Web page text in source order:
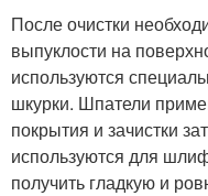
После очистки
выпуклости на
используются
шкурки. Шпатели
покрытия и зачистки
используются для
получить гладкую и